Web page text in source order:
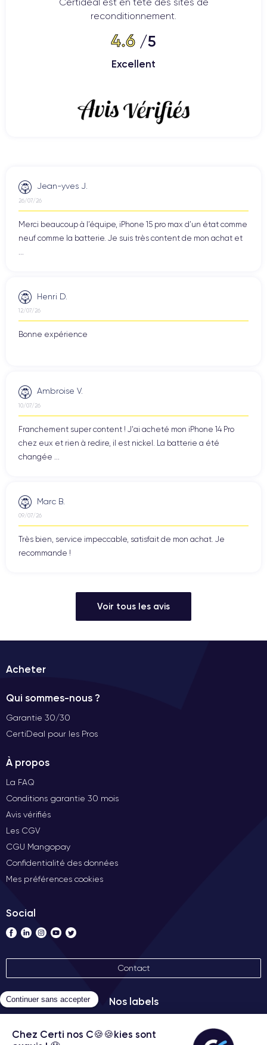
reconditionnement.
4.6 /5
Excellent
Jean-yves J.
26/07/26
Merci beaucoup à l’équipe, iPhone 15 pro max d’un état comme
neuf comme la batterie. Je suis très content de mon achat et
Henri D.
12/07/26
Bonne expérience
Ambroise V.
10/07/26
Franchement super content ! J'ai acheté mon iPhone 14 Pro
chez eux et rien à redire, il est nickel. La batterie a été
changée ...
Marc B.
09/07/26
Très bien, service impeccable, satisfait de mon achat. Je
recommande !
Voir tous les avis
Acheter
Qui sommes-nous ?
Garantie 30/30
CertiDeal pour les Pros
À propos
La FAQ
Conditions garantie 30 mois
Avis vérifiés
Les CGV
CGU Mangopay
Confidentialité des données
Mes préférences cookies
Social
Contact
Nos labels